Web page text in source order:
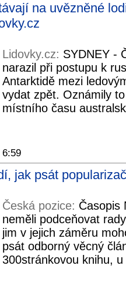
na uvězněné
Lidovky.cz: SYDNEY -
narazil při postupu k
Antarktidě mezi
vydat zpět. Oznámily
místního času
6:59
jak psát
Česká pozice: Časopis
neměli podceňovat
jim v jejich záměru
psát odborný věcný
300stránkovou knihu,